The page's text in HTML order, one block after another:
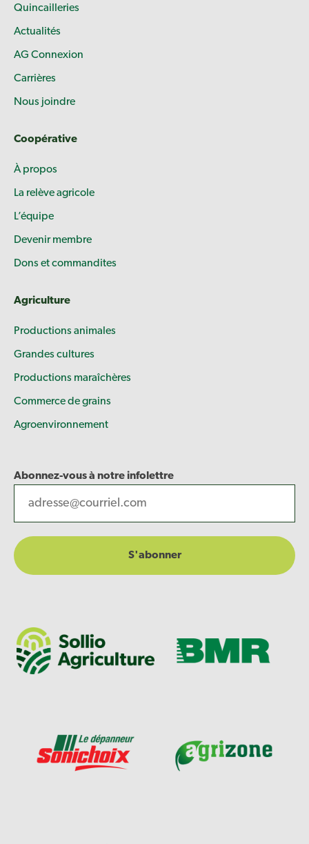
Quincailleries
Actualités
AG Connexion
Carrières
Nous joindre
Coopérative
À propos
La relève agricole
L’équipe
Devenir membre
Dons et commandites
Agriculture
Productions animales
Grandes cultures
Productions maraîchères
Commerce de grains
Agroenvironnement
Abonnez-vous à notre infolettre